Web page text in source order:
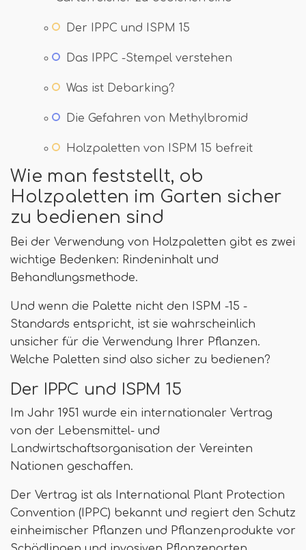
Der IPPC und ISPM 15
Das IPPC -Stempel verstehen
Was ist Debarking?
Die Gefahren von Methylbromid
Holzpaletten von ISPM 15 befreit
Wie man feststellt, ob
Holzpaletten im Garten sicher
zu bedienen sind
Bei der Verwendung von Holzpaletten gibt es zwei
wichtige Bedenken: Rindeninhalt und
Behandlungsmethode.
Und wenn die Palette nicht den ISPM -15 -
Standards entspricht, ist sie wahrscheinlich
unsicher für die Verwendung Ihrer Pflanzen.
Welche Paletten sind also sicher zu bedienen?
Der IPPC und ISPM 15
Im Jahr 1951 wurde ein internationaler Vertrag
von der Lebensmittel- und
Landwirtschaftsorganisation der Vereinten
Nationen geschaffen.
Der Vertrag ist als International Plant Protection
Convention (IPPC) bekannt und regiert den Schutz
einheimischer Pflanzen und Pflanzenprodukte vor